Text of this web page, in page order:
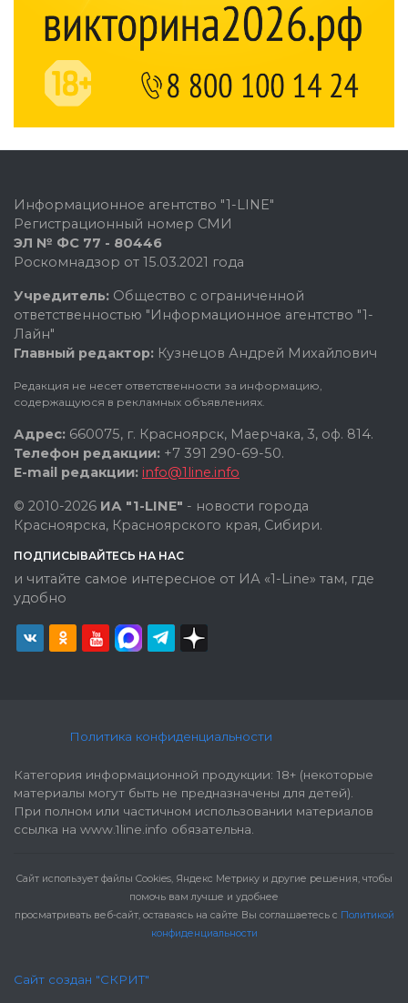
Информационное агентство "1-LINE"
Регистрационный номер СМИ
ЭЛ № ФС 77 - 80446
Роскомнадзор от 15.03.2021 года
Учредитель: Общество с ограниченной
ответственностью "Информационное агентство "1-
Лайн"
Главный редактор: Кузнецов Андрей Михайлович
Редакция не несет ответственности за информацию,
содержащуюся в рекламных объявлениях.
Адрес: 660075, г. Красноярск, Маерчака, 3, оф. 814.
Телефон редакции: +7 391 290-69-50.
E-mail редакции: info@1line.info
© 2010-2026 ИА "1-LINE" - новости города
Красноярска, Красноярского края, Сибири.
ПОДПИСЫВАЙТЕСЬ НА НАС
и читайте самое интересное от ИА «1-Line» там, где
удобно
Политика конфиденциальности
Категория информационной продукции: 18+ (некоторые
материалы могут быть не предназначены для детей).
При полном или частичном использовании материалов
ссылка на www.1line.info обязательна.
Cайт использует файлы Cookies, Яндекс Метрику и другие решения, чтобы
помочь вам лучше и удобнее
просматривать веб-сайт, оставаясь на сайте Вы соглашаетесь с Политикой
конфиденциальности
Сайт создан "СКРИТ"